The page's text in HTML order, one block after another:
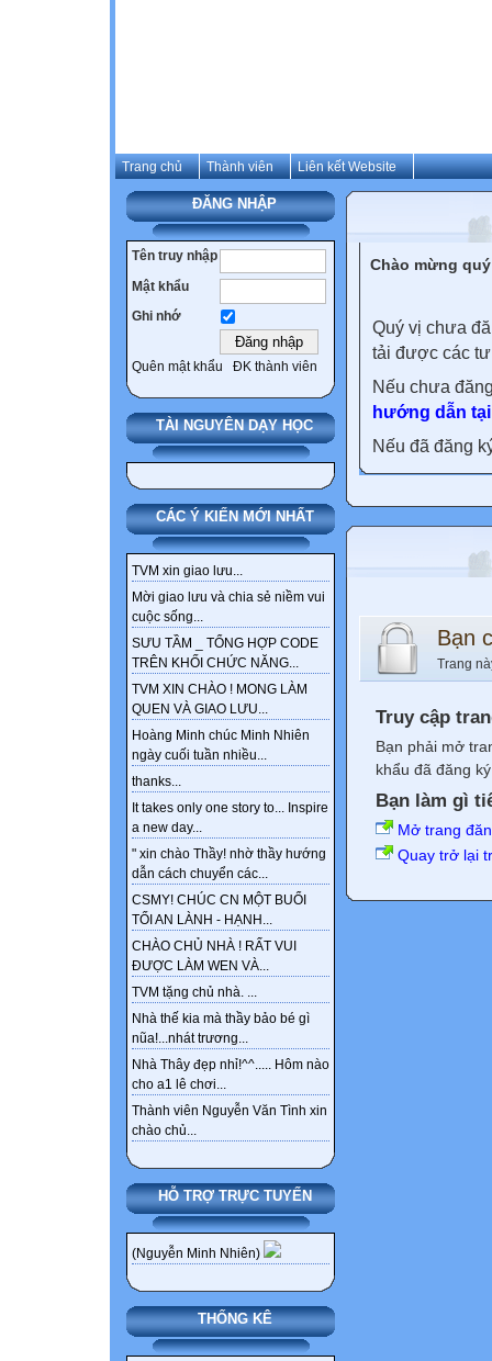
Trang chủ Thành viên Liên kết Website
ĐĂNG NHẬP
Tên truy nhập
Mật khẩu
Ghi nhớ
Quên mật khẩu ĐK thành viên
TÀI NGUYÊN DẠY HỌC
CÁC Ý KIẾN MỚI NHẤT
TVM xin giao lưu...
Mời giao lưu và chia sẻ niềm vui
cuộc sống...
SƯU TẦM _ TỔNG HỢP CODE
TRÊN KHỐI CHỨC NĂNG...
TVM XIN CHÀO ! MONG LÀM
QUEN VÀ GIAO LƯU...
Hoàng Minh chúc Minh Nhiên
ngày cuối tuần nhiều...
thanks...
It takes only one story to... Inspire
a new day...
" xin chào Thầy! nhờ thầy hướng
dẫn cách chuyển các...
CSMY! CHÚC CN MỘT BUỔI
TỐI AN LÀNH - HẠNH...
CHÀO CHỦ NHÀ ! RẤT VUI
ĐƯỢC LÀM WEN VÀ...
TVM tặng chủ nhà. ...
Nhà thế kia mà thầy bảo bé gì
nũa!...nhát trương...
Nhà Thây đẹp nhỉ!^^..... Hôm nào
cho a1 lê chơi...
Thành viên Nguyễn Văn Tình xin
chào chủ...
HỖ TRỢ TRỰC TUYẾN
(Nguyễn Minh Nhiên)
THỐNG KÊ
Chào mừng
Quý vị chưa
tải được các
Nếu chưa
hướng dẫn
Nếu đã đăng
Bạn
Trang
Truy cập
Bạn phải mở
khẩu đã đăng
Bạn làm gì
Mở trang
Quay trở lại